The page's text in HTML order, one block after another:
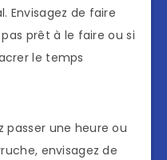
Envisagez de faire
prêt à le faire ou si
le temps
passer une heure ou
envisagez de